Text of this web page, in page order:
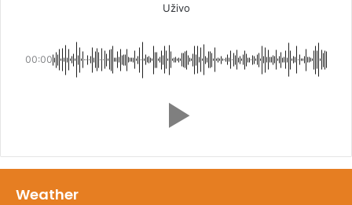
Uživo
00:00
Weather